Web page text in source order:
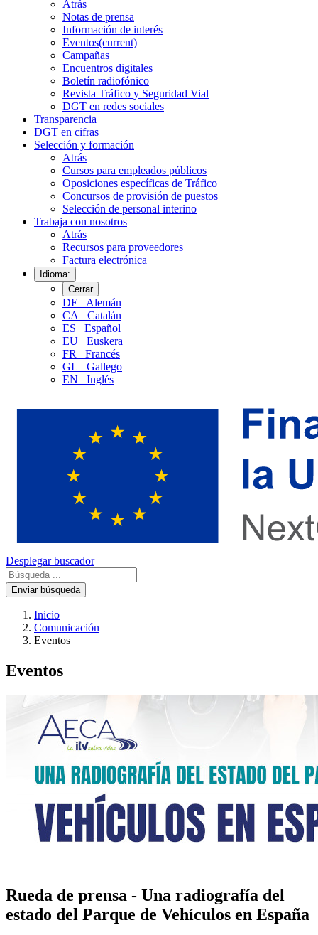
Atrás
Notas de prensa
Información de interés
Eventos(current)
Campañas
Encuentros digitales
Boletín radiofónico
Revista Tráfico y Seguridad Vial
DGT en redes sociales
Transparencia
DGT en cifras
Selección y formación
Atrás
Cursos para empleados públicos
Oposiciones específicas de Tráfico
Concursos de provisión de puestos
Selección de personal interino
Trabaja con nosotros
Atrás
Recursos para proveedores
Factura electrónica
Idioma:
Cerrar
DE
Alemán
CA
Catalán
ES
Español
EU
Euskera
FR
Francés
GL
Gallego
EN
Inglés
Desplegar buscador
Enviar búsqueda
Inicio
Comunicación
Eventos
Eventos
Rueda de prensa - Una radiografía del
estado del Parque de Vehículos en España